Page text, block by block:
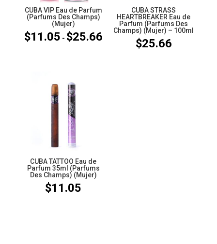
CUBA VIP Eau de Parfum
(Parfums Des Champs)
(Mujer)
$11.05 - $25.66Rango
CUBA STRASS
HEARTBREAKER Eau de
Parfum (Parfums Des
Champs) (Mujer) – 100ml
$25.66
CUBA TATTOO Eau de
Parfum 35ml (Parfums
Des Champs) (Mujer)
$11.05